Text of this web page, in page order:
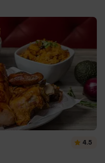
4.5